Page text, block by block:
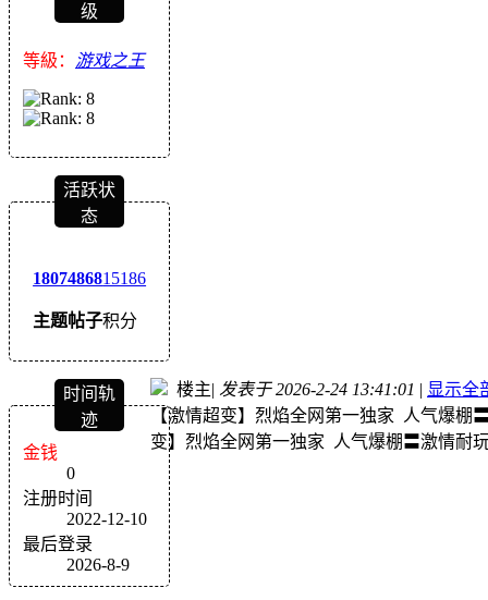
级
等級： 游戏之王
活跃状
态
1807
主题
4868
帖子
15186
积分
时间轨
迹
金钱
0
注册时间
2022-12-10
最后登录
2026-8-9
楼主| 发表于 2026-2-24 13:41:01 | 显示全
【激情超变】烈焰全网第一独家 人气爆
变】烈焰全网第一独家 人气爆棚〓激情耐